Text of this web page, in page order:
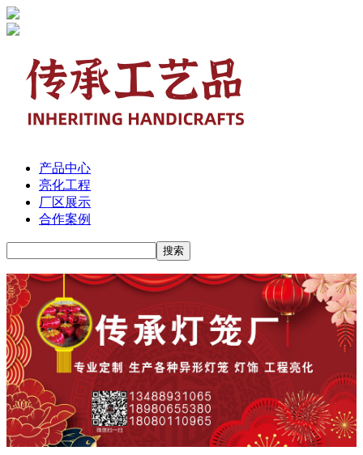
产品中心
亮化工程
厂区展示
合作案例